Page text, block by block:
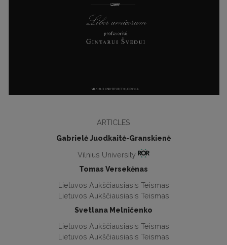
ARTICLES
Gabrielė Juodkaitė-Granskienė
Vilnius University
Tomas Versekėnas
Lietuvos Aukščiausiasis Teismas
Lietuvos Aukščiausiasis Teismas
Svetlana Melničenko
Lietuvos Aukščiausiasis Teismas
Lietuvos Aukščiausiasis Teismas